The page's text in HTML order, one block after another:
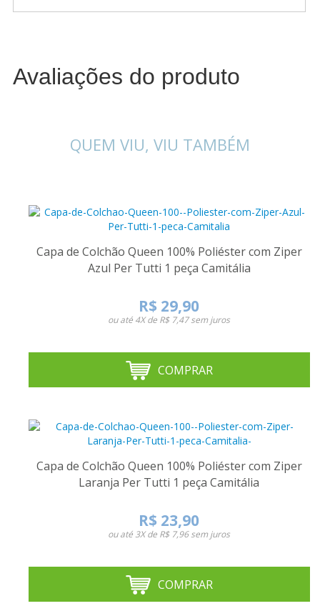
Avaliações do produto
QUEM VIU, VIU TAMBÉM
Capa de Colchão Queen 100% Poliéster com Ziper
Azul Per Tutti 1 peça Camitália
R$ 29,90
ou até 4X de R$ 7,47sem juros
COMPRAR
Capa de Colchão Queen 100% Poliéster com Ziper
Laranja Per Tutti 1 peça Camitália
R$ 23,90
ou até 3X de R$ 7,96sem juros
COMPRAR